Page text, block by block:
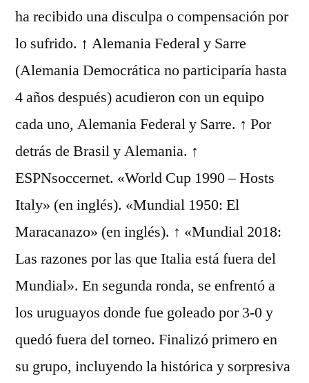
ha recibido una disculpa o compensación por
lo sufrido. ↑ Alemania Federal y Sarre
(Alemania Democrática no participaría hasta
4 años después) acudieron con un equipo
cada uno, Alemania Federal y Sarre. ↑ Por
detrás de Brasil y Alemania. ↑
ESPNsoccernet. «World Cup 1990 – Hosts
Italy» (en inglés). «Mundial 1950: El
Maracanazo» (en inglés). ↑ «Mundial 2018:
Las razones por las que Italia está fuera del
Mundial». En segunda ronda, se enfrentó a
los uruguayos donde fue goleado por 3-0 y
quedó fuera del torneo. Finalizó primero en
su grupo, incluyendo la histórica y sorpresiva